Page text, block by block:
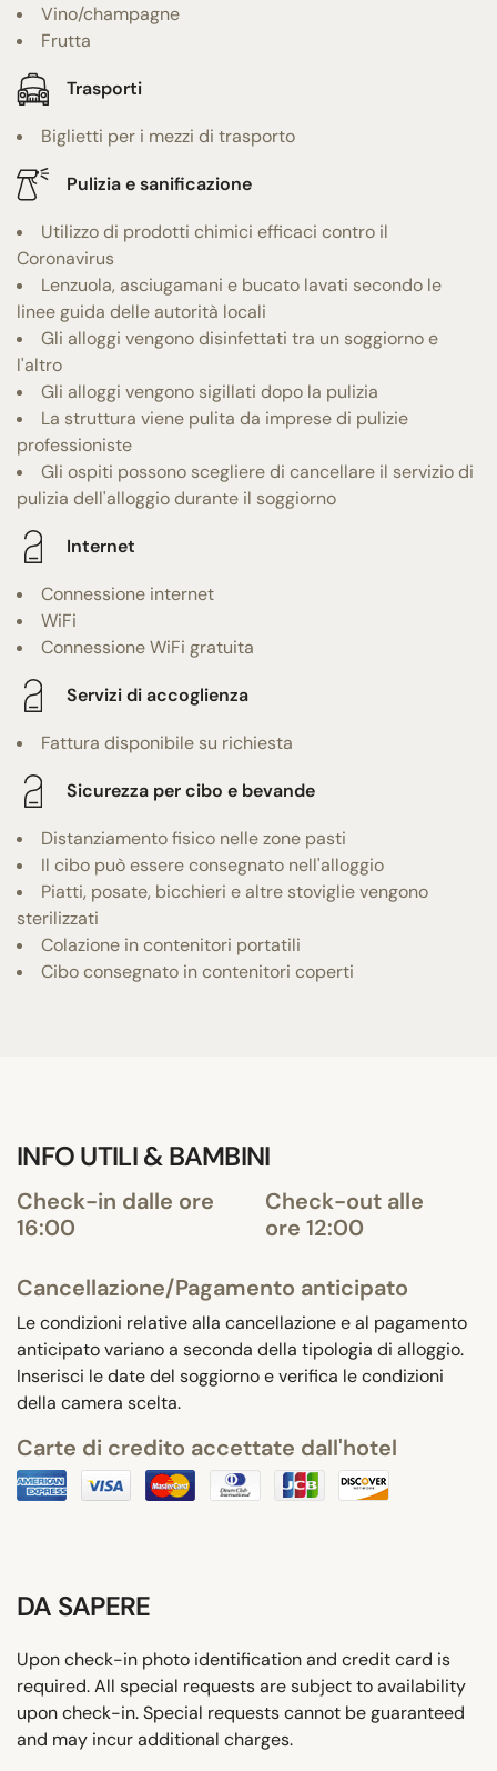
Vino/champagne
Frutta
Trasporti
Biglietti per i mezzi di trasporto
Pulizia e sanificazione
Utilizzo di prodotti chimici efficaci contro il
Coronavirus
Lenzuola, asciugamani e bucato lavati secondo le
linee guida delle autorità locali
Gli alloggi vengono disinfettati tra un soggiorno e
l'altro
Gli alloggi vengono sigillati dopo la pulizia
La struttura viene pulita da imprese di pulizie
professioniste
Gli ospiti possono scegliere di cancellare il servizio di
pulizia dell'alloggio durante il soggiorno
Internet
Connessione internet
WiFi
Connessione WiFi gratuita
Servizi di accoglienza
Fattura disponibile su richiesta
Sicurezza per cibo e bevande
Distanziamento fisico nelle zone pasti
Il cibo può essere consegnato nell'alloggio
Piatti, posate, bicchieri e altre stoviglie vengono
sterilizzati
Colazione in contenitori portatili
Cibo consegnato in contenitori coperti
INFO UTILI & BAMBINI
Check-in dalle ore
16:00
Check-out alle
ore 12:00
Cancellazione/Pagamento anticipato
Le condizioni relative alla cancellazione e al pagamento
anticipato variano a seconda della tipologia di alloggio.
Inserisci le date del soggiorno e verifica le condizioni
della camera scelta.
Carte di credito accettate dall'hotel
DA SAPERE
Upon check-in photo identification and credit card is
required. All special requests are subject to availability
upon check-in. Special requests cannot be guaranteed
and may incur additional charges.